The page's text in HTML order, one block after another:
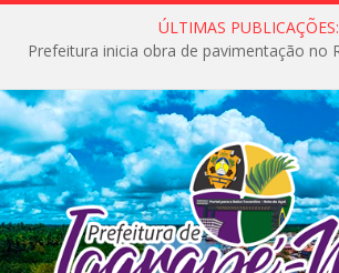
ÚLTIMAS PUBLICAÇÕES: